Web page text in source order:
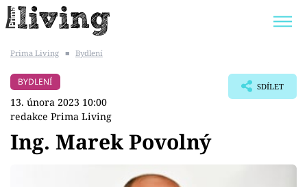
BYDLENÍ SLAVNÝCH
Prima Living ■ Bydlení
BYDLENÍ
13. února 2023 10:00
redakce Prima Living
SDÍLET
Ing. Marek Povolný